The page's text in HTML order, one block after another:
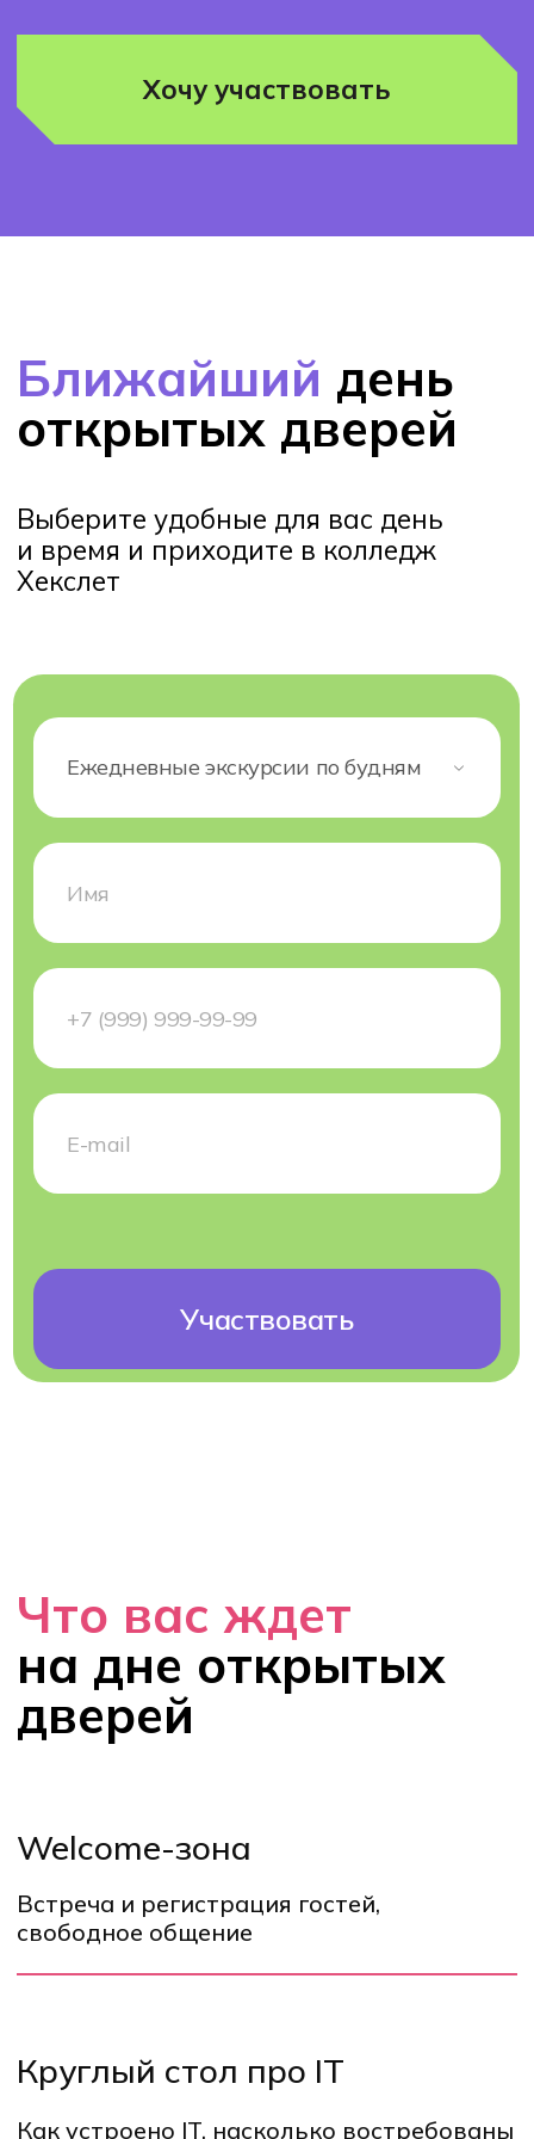
и время и приходите в колледж
Хекслет
Что вас ждет
на дне открытых
дверей
Встреча и регистрация гостей,
свободное общение
Welcome-зона
зарплаты в отрасли
Круглый стол про IT
Презентация колледжа
Узнаете, что такое IT и
почему специалисты так
востребованы на рынке
Узнаете, как поступить
в колледж Хекслет
викторине и получайте
призы :)